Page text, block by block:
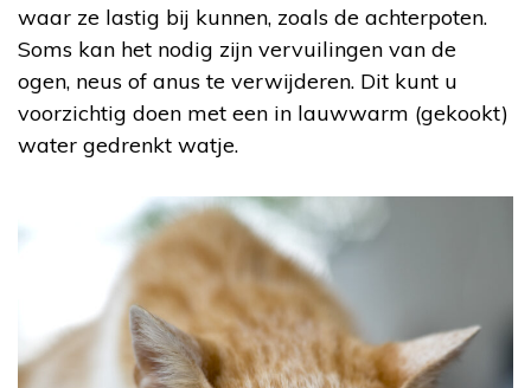
waar ze lastig bij kunnen, zoals de achterpoten.
Soms kan het nodig zijn vervuilingen van de
ogen, neus of anus te verwijderen. Dit kunt u
voorzichtig doen met een in lauwwarm (gekookt)
water gedrenkt watje.